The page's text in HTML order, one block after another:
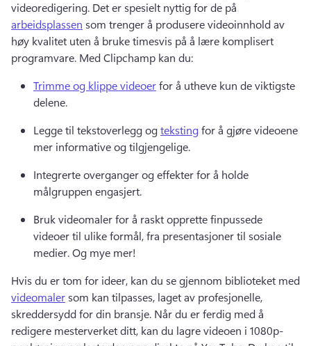
videoredigering. Det er spesielt nyttig for de på
arbeidsplassen som trenger å produsere videoinnhold av
høy kvalitet uten å bruke timesvis på å lære komplisert
programvare. Med Clipchamp kan du:
Trimme og klippe videoer for å utheve kun de viktigste
delene.
Legge til tekstoverlegg og teksting for å gjøre videoene
mer informative og tilgjengelige.
Integrerte overganger og effekter for å holde
målgruppen engasjert.
Bruk videomaler for å raskt opprette finpussede
videoer til ulike formål, fra presentasjoner til sosiale
medier. Og mye mer!
videomaler som kan tilpasses, laget av profesjonelle,
skreddersydd for din bransje. Når du er ferdig med å
redigere mesterverket ditt, kan du lagre videoen i 1080p-